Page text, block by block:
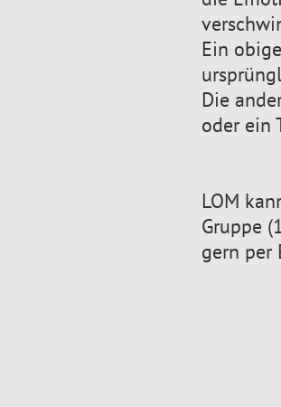
Ein
Die
oder ein
LOM
Gruppe
gern per